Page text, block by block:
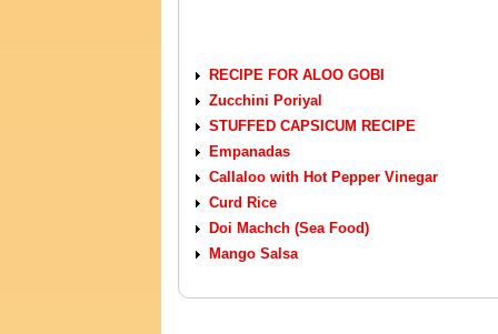
RECIPE FOR ALOO GOBI
Zucchini Poriyal
STUFFED CAPSICUM RECIPE
Empanadas
Callaloo with Hot Pepper Vinegar
Curd Rice
Doi Machch (Sea Food)
Mango Salsa